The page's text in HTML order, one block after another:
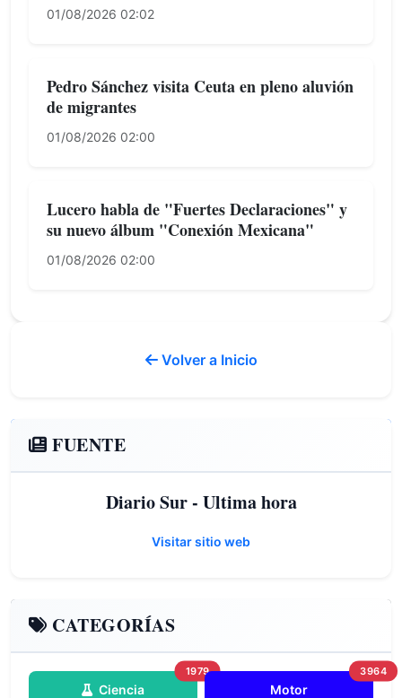
01/08/2026 02:02
Pedro Sánchez visita Ceuta en pleno aluvión
de migrantes
01/08/2026 02:00
Lucero habla de "Fuertes Declaraciones" y
su nuevo álbum "Conexión Mexicana"
01/08/2026 02:00
Volver a Inicio
FUENTE
Diario Sur - Ultima hora
Visitar sitio web
CATEGORÍAS
Ciencia
1979
Motor
3964